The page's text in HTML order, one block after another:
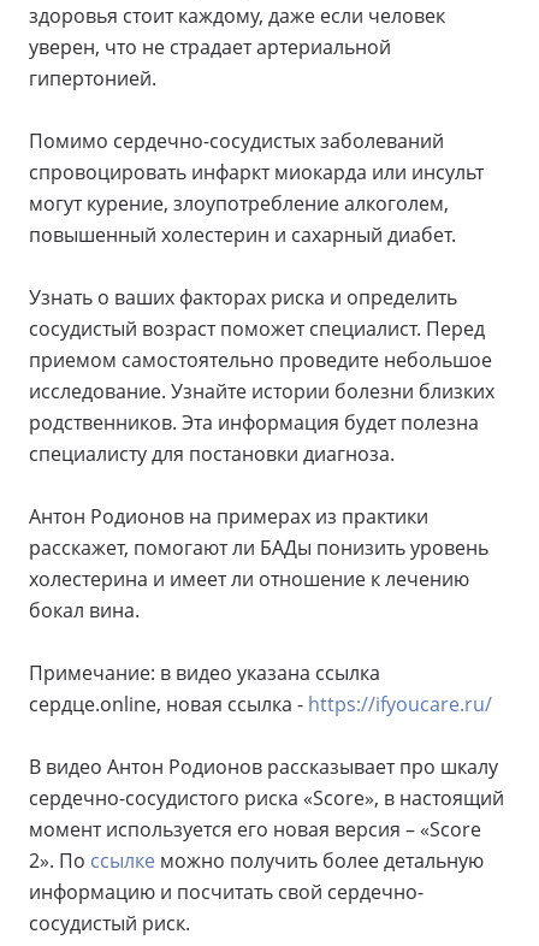
здоровья стоит каждому, даже если человек
уверен, что не страдает артериальной
гипертонией.
Помимо сердечно-сосудистых заболеваний
спровоцировать инфаркт миокарда или инсульт
могут курение, злоупотребление алкоголем,
повышенный холестерин и сахарный диабет.
Узнать о ваших факторах риска и определить
сосудистый возраст поможет специалист. Перед
приемом самостоятельно проведите небольшое
исследование. Узнайте истории болезни близких
родственников. Эта информация будет полезна
специалисту для постановки диагноза.
Антон Родионов на примерах из практики
расскажет, помогают ли БАДы понизить уровень
холестерина и имеет ли отношение к лечению
бокал вина.
Примечание: в видео указана ссылка
сердце.online, новая ссылка - https://ifyoucare.ru/
В видео Антон Родионов рассказывает про шкалу
сердечно-сосудистого риска «Score», в настоящий
момент используется его новая версия – «Score
2». По ссылке можно получить более детальную
информацию и посчитать свой сердечно-
сосудистый риск.